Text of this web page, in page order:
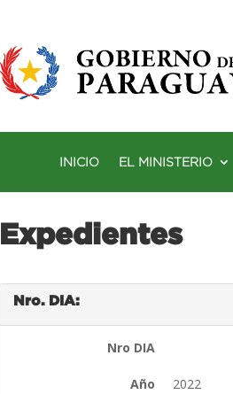
INICIO EL MINISTERIO
Expedientes
Nro. DIA:
Nro DIA
Año 2022